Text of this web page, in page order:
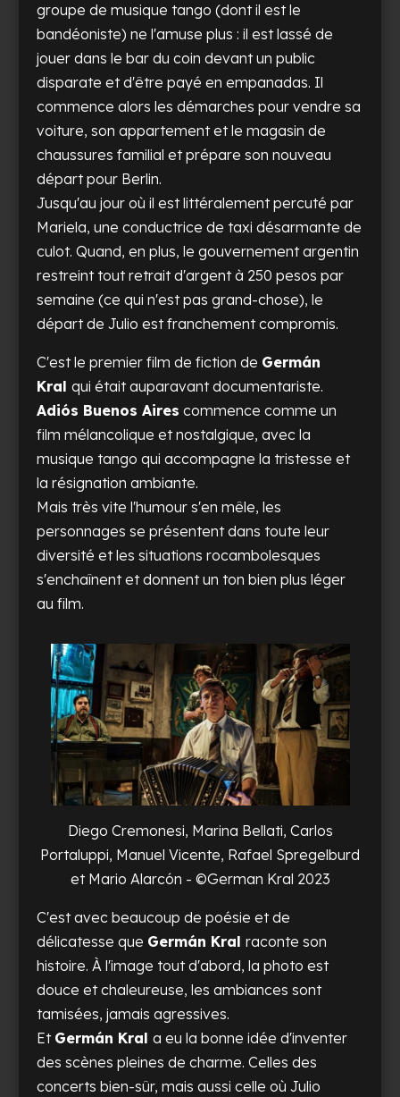
groupe de musique tango (dont il est le
bandéoniste) ne l'amuse plus : il est lassé de
jouer dans le bar du coin devant un public
disparate et d'être payé en empanadas. Il
commence alors les démarches pour vendre sa
voiture, son appartement et le magasin de
chaussures familial et prépare son nouveau
départ pour Berlin.
Jusqu'au jour où il est littéralement percuté par
Mariela, une conductrice de taxi désarmante de
culot. Quand, en plus, le gouvernement argentin
restreint tout retrait d'argent à 250 pesos par
semaine (ce qui n'est pas grand-chose), le
départ de Julio est franchement compromis.
C'est le premier film de fiction de Germán
Kralqui était auparavant documentariste.
Adiós Buenos Aires commence comme un
film mélancolique et nostalgique, avec la
musique tango qui accompagne la tristesse et
la résignation ambiante.
Mais très vite l'humour s'en mêle, les
personnages se présentent dans toute leur
diversité et les situations rocambolesques
s'enchaînent et donnent un ton bien plus léger
au film.
Diego Cremonesi, Marina Bellati, Carlos
Portaluppi, Manuel Vicente, Rafael Spregelburd
et Mario Alarcón - ©German Kral 2023
C'est avec beaucoup de poésie et de
délicatesse que Germán Kral raconte son
histoire. À l'image tout d'abord, la photo est
douce et chaleureuse, les ambiances sont
tamisées, jamais agressives.
Et Germán Krala eu la bonne idée d'inventer
des scènes pleines de charme. Celles des
concerts bien-sûr, mais aussi celle où Julio